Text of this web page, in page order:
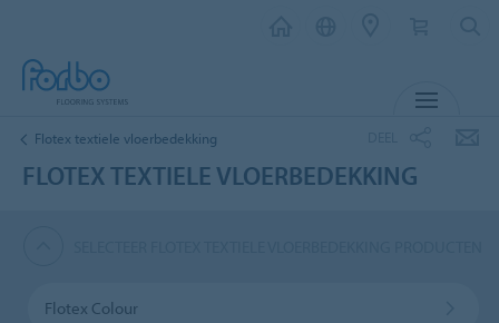
Flotex textiele vloerbedekking
FLOTEX TEXTIELE VLOERBEDEKKING
Flotex Colour